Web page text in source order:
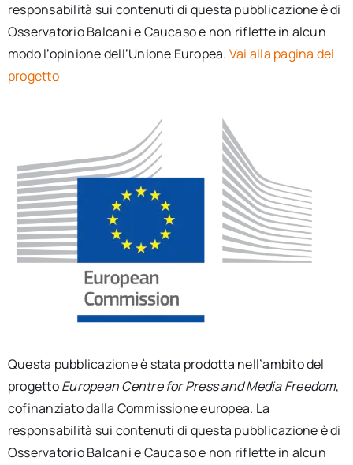
responsabilità sui contenuti di questa pubblicazione è di
Osservatorio Balcani e Caucaso e non riflette in alcun
modo l’opinione dell’Unione Europea. Vai alla pagina del
progetto
Questa pubblicazione è stata prodotta nell’ambito del
progettoEuropean Centre for Press and Media Freedom,
cofinanziato dalla Commissione europea. La
responsabilità sui contenuti di questa pubblicazione è di
Osservatorio Balcani e Caucaso e non riflette in alcun